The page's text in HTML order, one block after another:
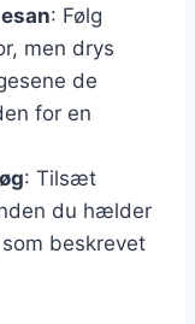
: Følg
men drys
de
for en
: Tilsæt
du hælder
beskrevet